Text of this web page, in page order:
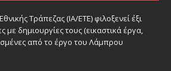
Τράπεζας (ΙΑ/ΕΤΕ) φιλοξενεί έξι
με δημιουργίες τους (εικαστικά έργα,
από το έργο του Λάμπρου